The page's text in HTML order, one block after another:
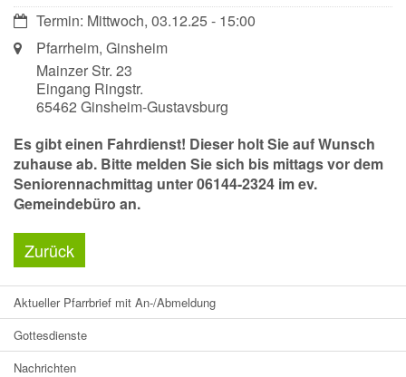
Datum:Termin: Mittwoch, 03.12.25 - 15:00
Ort: Pfarrheim, Ginsheim
Mainzer Str. 23
Eingang Ringstr.
65462 Ginsheim-Gustavsburg
Es gibt einen Fahrdienst! Dieser holt Sie auf Wunsch
zuhause ab. Bitte melden Sie sich bis mittags vor dem
Seniorennachmittag unter 06144-2324 im ev.
Gemeindebüro an.
Zurück
Aktueller Pfarrbrief mit An-/Abmeldung
Gottesdienste
Nachrichten